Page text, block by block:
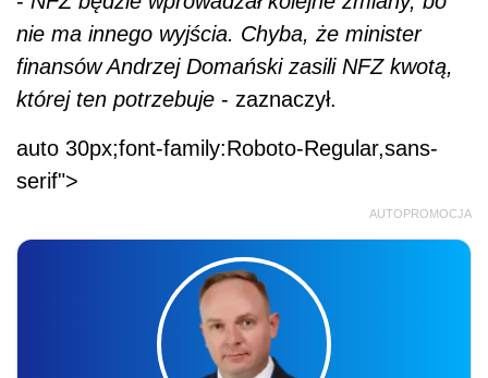
nie ma innego wyjścia. Chyba, że minister
finansów Andrzej Domański zasili NFZ kwotą,
której ten potrzebuje - zaznaczył.
auto 30px;font-family:Roboto-Regular,sans-
serif">
AUTOPROMOCJA